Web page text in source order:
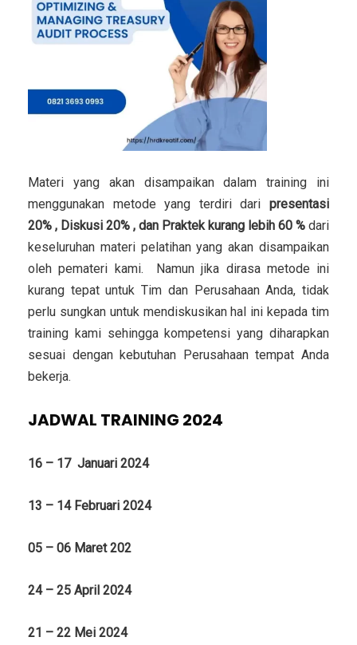
Materi yang akan disampaikan dalam training ini
menggunakan metode yang terdiri dari presentasi
20% , Diskusi 20% , dan Praktek kurang lebih 60 % dari
keseluruhan materi pelatihan yang akan disampaikan
oleh pemateri kami. Namun jika dirasa metode ini
kurang tepat untuk Tim dan Perusahaan Anda, tidak
perlu sungkan untuk mendiskusikan hal ini kepada tim
training kami sehingga kompetensi yang diharapkan
sesuai dengan kebutuhan Perusahaan tempat Anda
bekerja.
JADWAL TRAINING 2024
16 – 17 Januari 2024
13 – 14 Februari 2024
05 – 06 Maret 202
24 – 25 April 2024
21 – 22 Mei 2024